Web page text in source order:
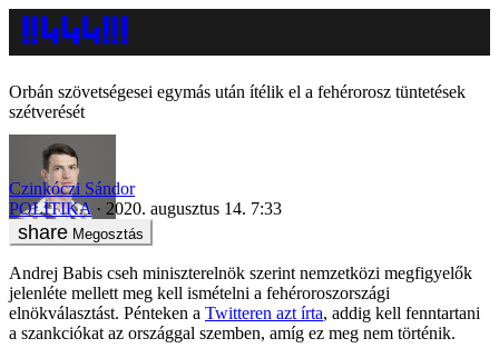
Orbán szövetségesei egymás után ítélik el a fehérorosz tüntetések
szétverését
Czinkóczi Sándor
POLITIKA
2020. augusztus 14. 7:33
Megosztás
Andrej Babis cseh miniszterelnök szerint nemzetközi megfigyelők
jelenléte mellett meg kell ismételni a fehéroroszországi
elnökválasztást. Pénteken a Twitteren azt írta, addig kell fenntartani
a szankciókat az országgal szemben, amíg ez meg nem történik.